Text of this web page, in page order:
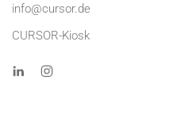
info@cursor.de
CURSOR-Kiosk